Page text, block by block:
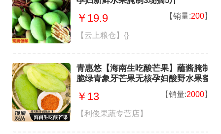
￥19.9 【销量:200】
【云上粮仓】{}
青惠悠【海南生吃酸芒果】蘸酱腌制
脆绿青象牙芒果无核孕妇酸野水果整
￥13 【销量:2000】
【利俊果蔬专营店】